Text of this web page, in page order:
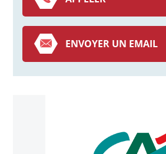
ENVOYER UN EMAIL